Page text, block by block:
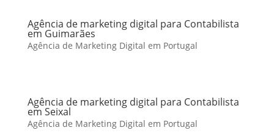
Agência de marketing digital para Contabilista
em Guimarães
Agência de Marketing Digital em Portugal
Agência de marketing digital para Contabilista
em Seixal
Agência de Marketing Digital em Portugal